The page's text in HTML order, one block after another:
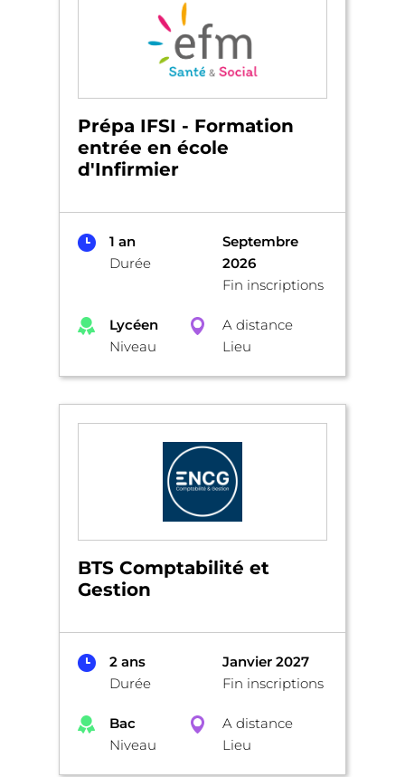
Prépa IFSI - Formation
entrée en école
d'Infirmier
1 an
Durée
Septembre
2026
Fin inscriptions
Lycéen
Niveau
A distance
Lieu
BTS Comptabilité et
Gestion
2 ans
Durée
Janvier 2027
Fin inscriptions
Bac
Niveau
A distance
Lieu